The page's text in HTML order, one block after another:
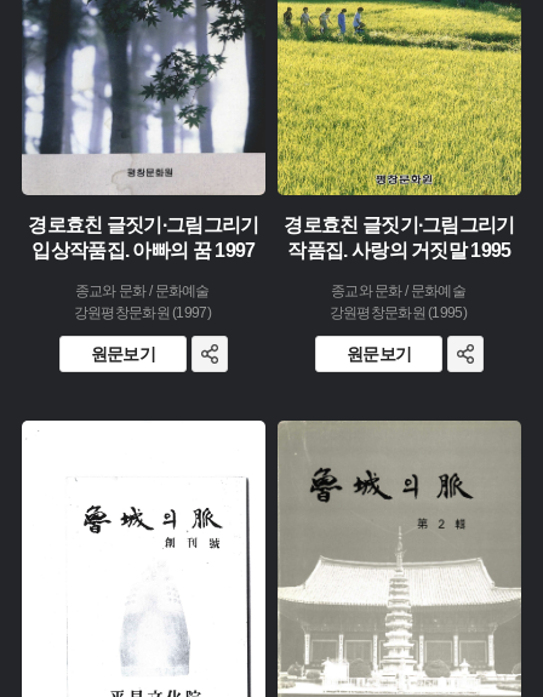
경로효친 글짓기∙그림그리기
입상작품집. 아빠의 꿈 1997
종교와 문화 / 문화예술
강원평창문화원 (1997)
원문보기
소장 :
경로효친 글짓기∙그림그리기
작품집. 사랑의 거짓말 1995
종교와 문화 / 문화예술
강원평창문화원 (1995)
원문보기
주제 :
생산 :
소장 :